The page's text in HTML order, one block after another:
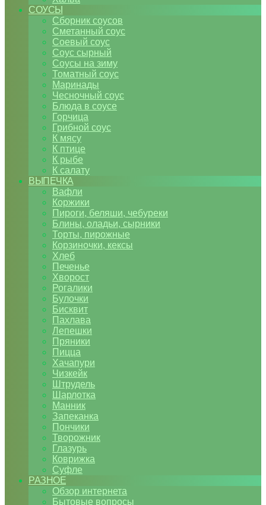
СОУСЫ
Сборник соусов
Сметанный соус
Соевый соус
Соус сырный
Соусы на зиму
Томатный соус
Маринады
Чесночный соус
Блюда в соусе
Горчица
Грибной соус
К мясу
К птице
К рыбе
К салату
ВЫПЕЧКА
Вафли
Коржики
Пироги, беляши, чебуреки
Блины, оладьи, сырники
Торты, пирожные
Корзиночки, кексы
Хлеб
Печенье
Хворост
Рогалики
Булочки
Бисквит
Пахлава
Лепешки
Пряники
Пицца
Хачапури
Чизкейк
Штрудель
Шарлотка
Манник
Запеканка
Пончики
Творожник
Глазурь
Коврижка
Суфле
РАЗНОЕ
Обзор интернета
Бытовые вопросы